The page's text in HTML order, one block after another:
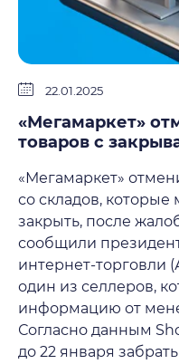
22.01.2025
«Мегамаркет»
товаров с
«Мегамаркет»
со складов,
закрыть, после
сообщили
интернет-торговли
один из селлеров,
информацию от
Согласно данным
до 22 января